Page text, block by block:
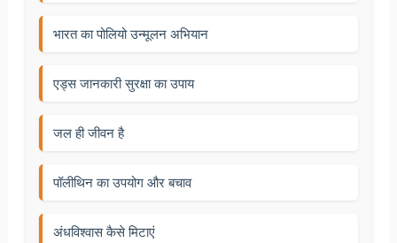
भारत का पोलियो उन्मूलन अभियान
एड्स जानकारी सुरक्षा का उपाय
जल ही जीवन है
पॉलीथिन का उपयोग और बचाव
अंधविश्वास कैसे मिटाएं